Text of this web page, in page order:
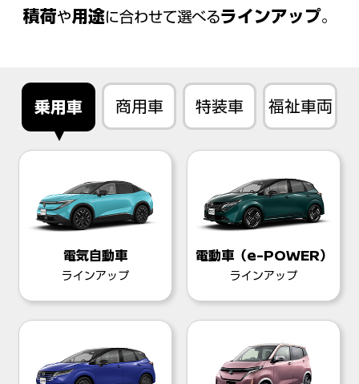
積荷や用途に合わせて選べるラインアップ。
乗用車 商用車 特装車 福祉車両
電気自動車
ラインアップ
電動車（e-POWER）
ラインアップ